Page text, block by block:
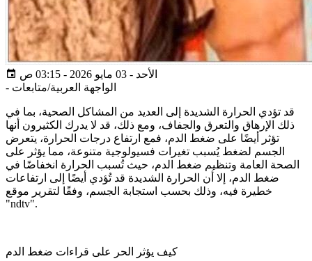
الأحد - 03 مايو 2026 - 03:15 ص
- الواجهة العربية/متابعات
قد تؤدي الحرارة الشديدة إلى العديد من المشاكل الصحية، بما في
ذلك الإرهاق والتعرق والجفاف، ومع ذلك، قد لا يدرك الكثيرون أنها
تؤثر أيضًا على ضغط الدم، فمع ارتفاع درجات الحرارة، يتعرض
الجسم لضغط يُسبب تغيرات فسيولوجية متنوعة، مما يؤثر على
الصحة العامة وتنظيم ضغط الدم، حيث تُسبب الحرارة انخفاضًا في
ضغط الدم، إلا أن الحرارة الشديدة قد تُؤدي أيضًا إلى ارتفاعات
خطيرة فيه، وذلك بحسب استجابة الجسم، وفقًا لتقرير موقع
"ndtv".
كيف يؤثر الحر على قراءات ضغط الدم